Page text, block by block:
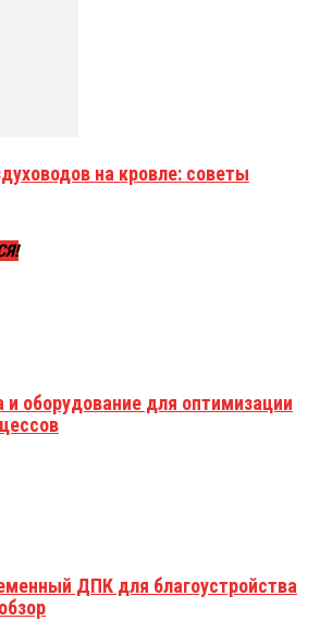
на кровле: советы
и оборудование для оптимизации
ДПК для благоустройства